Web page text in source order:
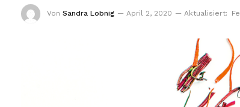
Von Sandra Lobnig April 2, 2020 Aktualisiert: